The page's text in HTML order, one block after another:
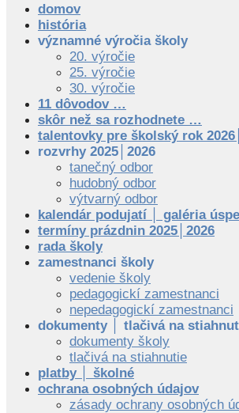
domov
história
významné výročia školy
20. výročie
25. výročie
30. výročie
11 dôvodov …
skôr než sa rozhodnete …
talentovky pre školský rok
rozvrhy 2025│2026
tanečný odbor
hudobný odbor
výtvarný odbor
kalendár podujatí │ galéria
termíny prázdnin 2025│2026
rada školy
zamestnanci školy
vedenie školy
pedagogickí zamestnanci
nepedagogickí zamestnanci
dokumenty │ tlačivá na
dokumenty školy
tlačivá na stiahnutie
platby │ školné
ochrana osobných údajov
zásady ochrany osobných